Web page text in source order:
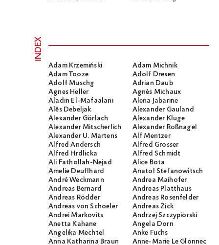
INDEX
Adam Krzemiński
Adam Michnik
Adam Tooze
Adolf Dresen
Adolf Muschg
Adrian Daub
Agnes Heller
Agnès Michaux
Aladin El-Mafaalani
Alena Jabarine
Alĕs Debeljak
Alexander Gauland
Alexander Görlach
Alexander Kluge
Alexander Mitscherlich
Alexander Roßnagel
Alexander U. Martens
Alf Mentzer
Alfred Andersch
Alfred Grosser
Alfred Hrdlicka
Alfred Schmidt
Ali Fathollah-Nejad
Alice Bota
Amelie Deuflhard
Anatol Stefanowitsch
André Weckmann
Andrea Maihofer
Andreas Bernard
Andreas Platthaus
Andreas Rödder
Andreas Rosenfelder
Andreas von Schoeler
Andreas Zick
Andrei Markovits
Andrzej Szczypiorski
Anetta Kahane
Angela Dorn
Angelika Mechtel
Anke Fuchs
Anna Katharina Braun
Anne-Marie Le Glonnec